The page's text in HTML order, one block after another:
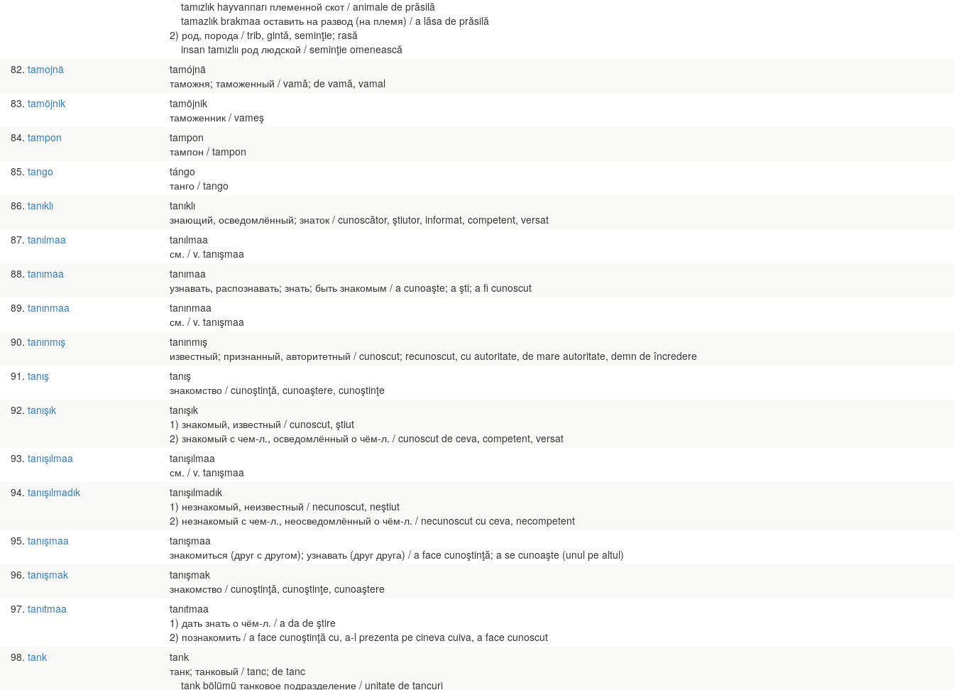
tamızlık hayvannarı племенной скот / animale de prăsilă
tamazlık brakmaa оставить на развод (на племя) / a lăsa de prăsilă
2) род, порода / trib, gintă, seminţie; rasă
insan tamızlıı род людской / seminţie omenească
82 tamojnä
tamójnä
таможня; таможенный / vamă; de vamă, vamal
83 tamöjnik
tamöjnik
таможенник / vameş
84 tampon
tampon
тампон / tampon
85 tango
tángo
танго / tango
86 tanıklı
tanıklı
знающий, осведомлённый; знаток / cunoscător, ştiutor, informat, competent, versat
87 tanılmaa
tanılmaa
см. / v. tanışmaa
88 tanımaa
tanımaa
узнавать, распознавать; знать; быть знакомым / a cunoaşte; a şti; a fi cunoscut
89 tanınmaa
tanınmaa
см. / v. tanışmaa
90 tanınmış
tanınmış
известный; признанный, авторитетный / cunoscut; recunoscut, cu autoritate, de mare autoritate, demn de încredere
91 tanış
tanış
знакомство / cunoştinţă, cunoaştere, cunoştinţe
92 tanışık
tanışık
1) знакомый, известный / cunoscut, ştiut
2) знакомый с чем-л., осведомлённый о чём-л. / cunoscut de ceva, competent, versat
93 tanışılmaa
tanışılmaa
см. / v. tanışmaa
94 tanışılmadık
tanışılmadık
1) незнакомый, неизвестный / necunoscut, neştiut
2) незнакомый с чем-л., неосведомлённый о чём-л. / necunoscut cu ceva, necompetent
95 tanışmaa
tanışmaa
знакомиться (друг с другом); узнавать (друг друга) / a face cunoştinţă; a se cunoaşte (unul pe altul)
96 tanışmak
tanışmak
знакомство / cunoştinţă, cunoştinţe, cunoaştere
97 tanıtmaa
tanıtmaa
1) дать знать о чём-л. / a da de ştire
2) познакомить / a face cunoştinţă cu, a-l prezenta pe cineva cuiva, a face cunoscut
98 tank
tank
танк; танковый / tanc; de tanc
tank bölümü танковое подразделение / unitate de tancuri